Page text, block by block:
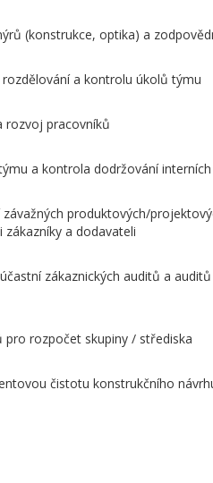
(konstrukce, optika) a
a kontrolu úkolů týmu
rozvoj pracovníků
a kontrola dodržování
závažných produktových/
a dodavateli
zákaznických auditů a
pro rozpočet skupiny / střediska
čistotu konstrukčního